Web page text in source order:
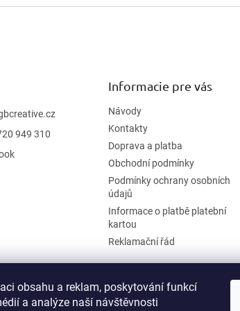
obsahu a reklam, poskytování funkcí
a analýze naší návštěvnosti
949 310
Informacie pre vás
Návody
Kontakty
Doprava a platba
Obchodní podmínky
Podmínky ochrany osobních
údajů
Informace o platbě platební
kartou
Reklamační řád